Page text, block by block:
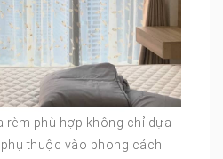
rèm phù hợp không chỉ dựa
thuộc vào phong cách